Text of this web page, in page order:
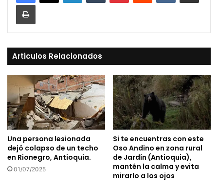
Print
Articulos Relacionados
Una persona lesionada
dejó colapso de un techo
en Rionegro, Antioquia.
01/07/2025
Si te encuentras con este
Oso Andino en zona rural
de Jardín (Antioquia),
mantén la calma y evita
mirarlo a los ojos